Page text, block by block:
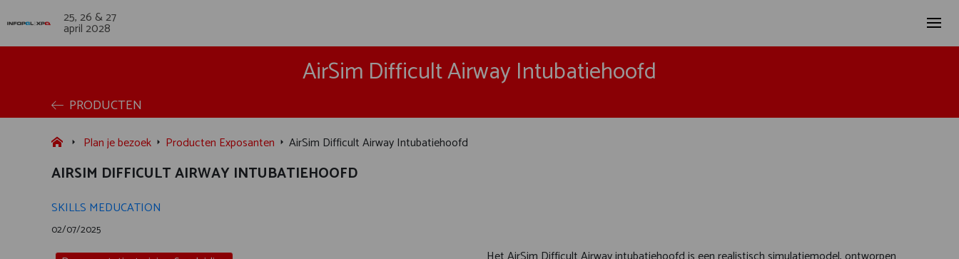
25, 26 & 27
april 2028
AirSim Difficult Airway Intubatiehoofd
PRODUCTEN
Plan je bezoek Producten Exposanten AirSim Difficult Airway Intubatiehoofd
AIRSIM DIFFICULT AIRWAY INTUBATIEHOOFD
SKILLS MEDUCATION
02/07/2025